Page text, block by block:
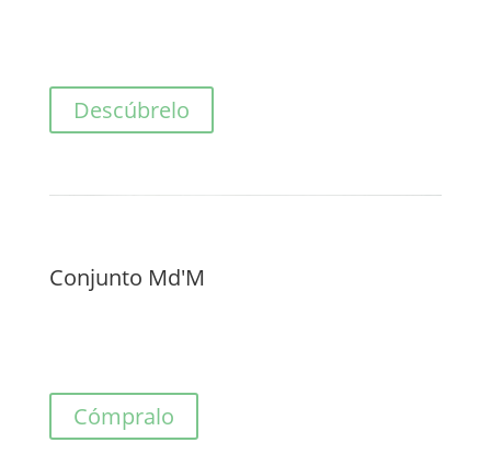
Descúbrelo
Conjunto Md'M
Cómpralo